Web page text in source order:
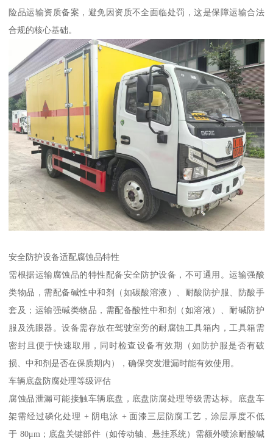
险品运输资质备案，避免因资质不全面临处罚，这是保障运输合法
合规的核心基础。​
安全防护设备适配腐蚀品特性​
需根据运输腐蚀品的特性配备安全防护设备，不可通用。运输强酸
类物品，需配备碱性中和剂（如碳酸溶液）、耐酸防护服、防酸手
套及；运输强碱类物品，需配备酸性中和剂（如溶液）、耐碱防护
服及洗眼器。设备需存放在驾驶室旁的耐腐蚀工具箱内，工具箱需
密封且便于快速取用，同时检查设备有效期（如防护服是否有破
损、中和剂是否在保质期内），确保突发泄漏时能有效使用。​
车辆底盘防腐处理等级评估​
腐蚀品泄漏可能接触车辆底盘，底盘防腐处理等级需达标。底盘车
架需经过磷化处理 + 阴电泳 + 面漆三层防腐工艺，涂层厚度不低
于 80μm；底盘关键部件（如传动轴、悬挂系统）需额外喷涂耐酸碱